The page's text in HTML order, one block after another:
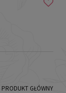
PRODUKT GŁÓWNY